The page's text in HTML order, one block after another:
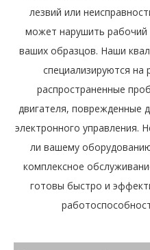
лезвий или
может нарушить рабочий
ваших образцов. Наши
специализируются на
распространенные
двигателя, поврежденные
электронного управления.
ли вашему
комплексное
готовы быстро и